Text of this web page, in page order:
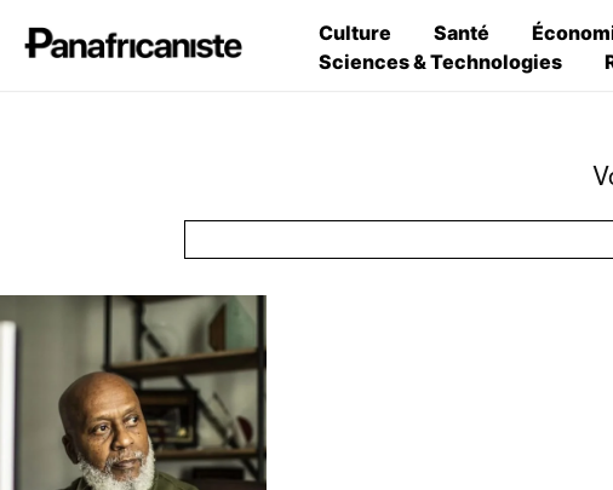
Culture Santé
Sciences & Technologies